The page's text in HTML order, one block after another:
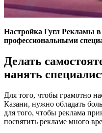
Настройка Гугл Рекламы
профессиональными
Делать
нанять
Для того, чтобы грамотно
Казани, нужно обладать
для того, чтобы реклама
посвятить рекламе много